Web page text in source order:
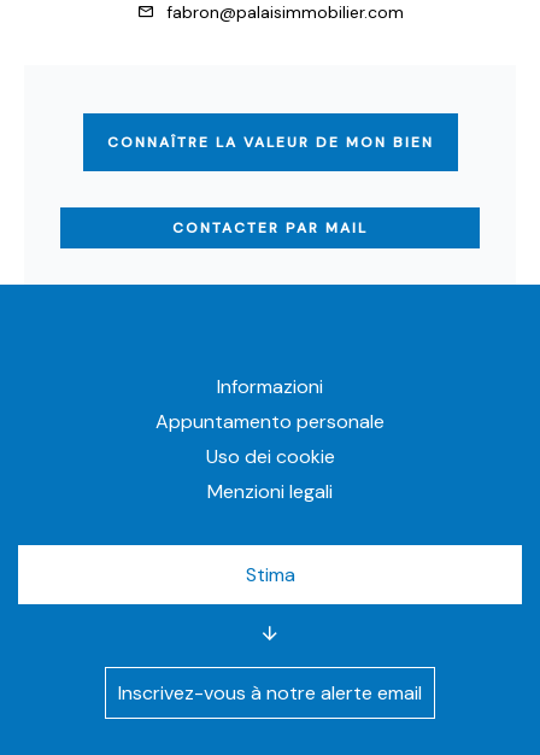
fabron@palaisimmobilier.com
CONNAÎTRE LA VALEUR DE MON BIEN
CONTACTER PAR MAIL
Informazioni
Appuntamento personale
Uso dei cookie
Menzioni legali
Stima
Inscrivez-vous à notre alerte email